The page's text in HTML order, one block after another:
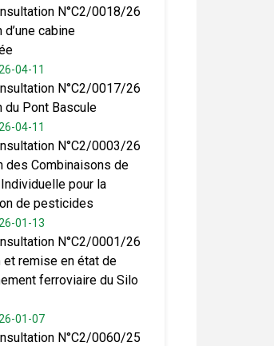
N°C2/0018/26
cabine
04-11
N°C2/0017/26
du Pont Bascule
04-11
N°C2/0003/26
des Combinaisons de
pour la
de pesticides
01-13
N°C2/0001/26
et remise en état de
ferroviaire du Silo
01-07
N°C2/0060/25